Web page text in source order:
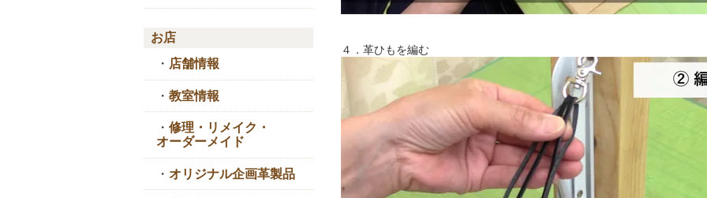
４．革ひもを編む
お店
・ 店舗情報
・ 教室情報
・ 修理・リメイク・
オーダーメイド
・ オリジナル企画革製品